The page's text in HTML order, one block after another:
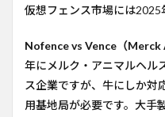
仮想フェンス市場には2025
Nofence vs Vence（Merck
年にメルク・アニマルヘル
ス企業ですが、牛にしか対
用基地局が必要です。大手